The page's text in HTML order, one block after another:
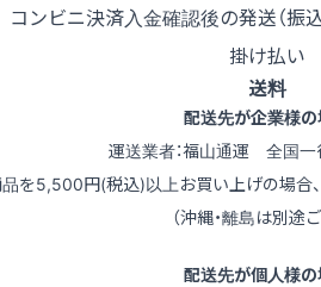
コンビニ決済入金確認後の発送（振
掛け払い
送料
配送先が企業様の
運送業者：福山通運 全国
品を5,500円(税込)以上お買い上げの場合
（沖縄・離島は別途
配送先が個人様の